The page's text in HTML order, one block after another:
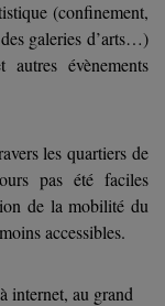
(confinement,
galeries d’arts…)
évènements
les quartiers de
pas été faciles
de la mobilité du
accessibles.
internet, au grand